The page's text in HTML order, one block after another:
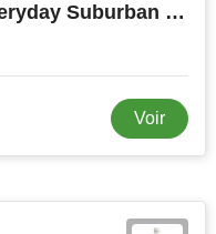
Mug isotherme Stanley Everyday Suburban 473 ml en acier inoxydable recyclé
Voir